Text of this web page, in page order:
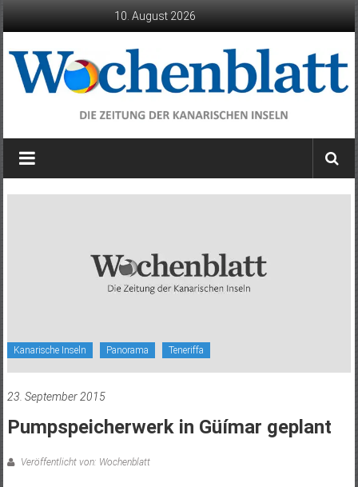
10. August 2026
Wochenblatt
die
Kanarische Inseln Panorama Teneriffa
23. September 2015
Pumpspeicherwerk in Güímar geplant
Veröffentlicht von: Wochenblatt